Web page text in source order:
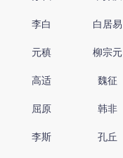
李白 白居易
元稹 柳宗元
高适 魏征
屈原 韩非
李斯 孔丘